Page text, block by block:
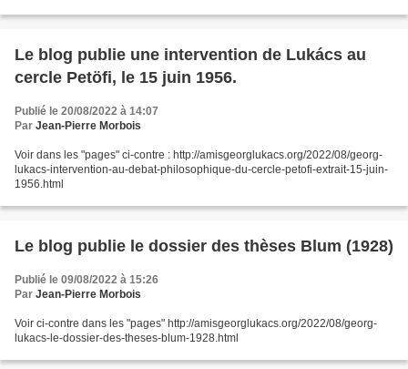
Le blog publie une intervention de Lukács au
cercle Petöfi, le 15 juin 1956.
Publié le 20/08/2022 à 14:07
Par Jean-Pierre Morbois
Voir dans les "pages" ci-contre : http://amisgeorglukacs.org/2022/08/georg-
lukacs-intervention-au-debat-philosophique-du-cercle-petofi-extrait-15-juin-
1956.html
Le blog publie le dossier des thèses Blum (1928)
Publié le 09/08/2022 à 15:26
Par Jean-Pierre Morbois
Voir ci-contre dans les "pages" http://amisgeorglukacs.org/2022/08/georg-
lukacs-le-dossier-des-theses-blum-1928.html